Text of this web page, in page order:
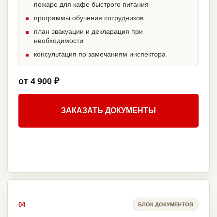
пожаре для кафе быстрого питания
программы обучения сотрудников
план эвакуации и декларация при
необходимости
консультация по замечаниям инспектора
от 4 900 ₽
ЗАКАЗАТЬ ДОКУМЕНТЫ
04 БЛОК ДОКУМЕНТОВ